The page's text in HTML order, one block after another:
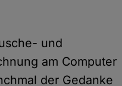
und
am Computer
der Gedanke